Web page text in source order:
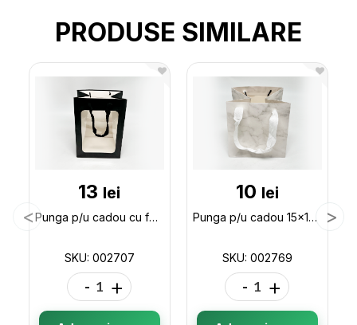
PRODUSE SIMILARE
13 lei
Punga p/u cadou cu fereastra 25*18*13 ML32-2 002707
SKU: 002707
- +
10 lei
Punga p/u cadou 15x15x15 (ML32-5) 002769
SKU: 002769
- +